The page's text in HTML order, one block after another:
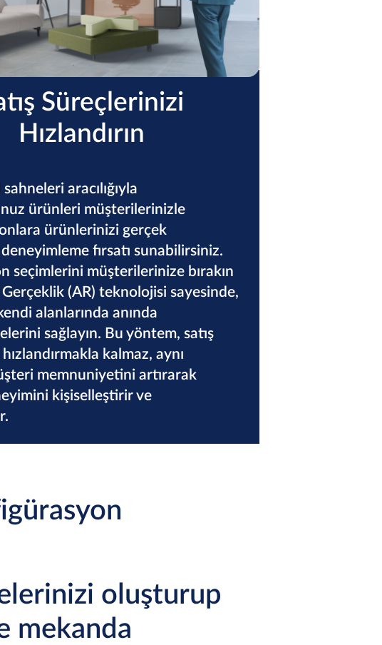
Süreçlerinizi
Hızlandırın
aracılığıyla
ürünleri müşterilerinizle
ürünlerinizi gerçek
fırsatı sunabilirsiniz.
seçimlerini müşterilerinize bırakın
Gerçeklik (AR) teknolojisi sayesinde,
alanlarında anında
sağlayın. Bu yöntem, satış
kalmaz, aynı
memnuniyetini artırarak
kişiselleştirir ve
oluşturup
mekanda